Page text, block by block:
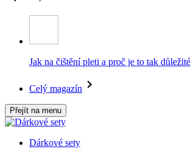
Jak na čištění pleti a proč je to tak důležité
Celý magazín
Přejít na menu
Dárkové sety